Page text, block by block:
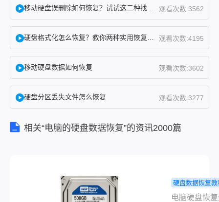
稳定可靠的软件来恢复
观看次数:3562
观看次数:4195
移动硬盘数据如何恢复 观看次数:3602
硬盘分区丢失文件怎么恢复 观看次数:3277
相关“电脑的硬盘数据恢复”的资讯2000篇
硬盘数据恢复教
脑硬盘恢复
电脑硬盘恢